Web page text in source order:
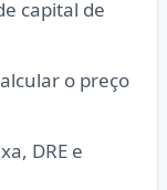
capital de
o preço
DRE e